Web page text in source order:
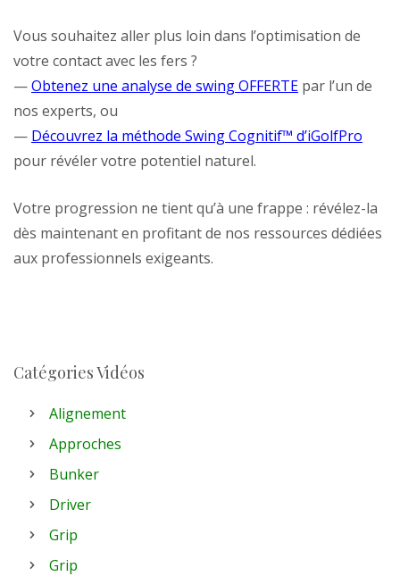
Vous souhaitez aller plus loin dans l’optimisation de
votre contact avec les fers ?
—Obtenez une analyse de swing OFFERTE par l’un de
nos experts, ou
— Découvrez la méthode Swing Cognitif™ d’iGolfPro
pour révéler votre potentiel naturel.
Votre progression ne tient qu’à une frappe : révélez-la
dès maintenant en profitant de nos ressources dédiées
aux professionnels exigeants.
Catégories Vidéos
Alignement
Approches
Bunker
Driver
Grip
Grip